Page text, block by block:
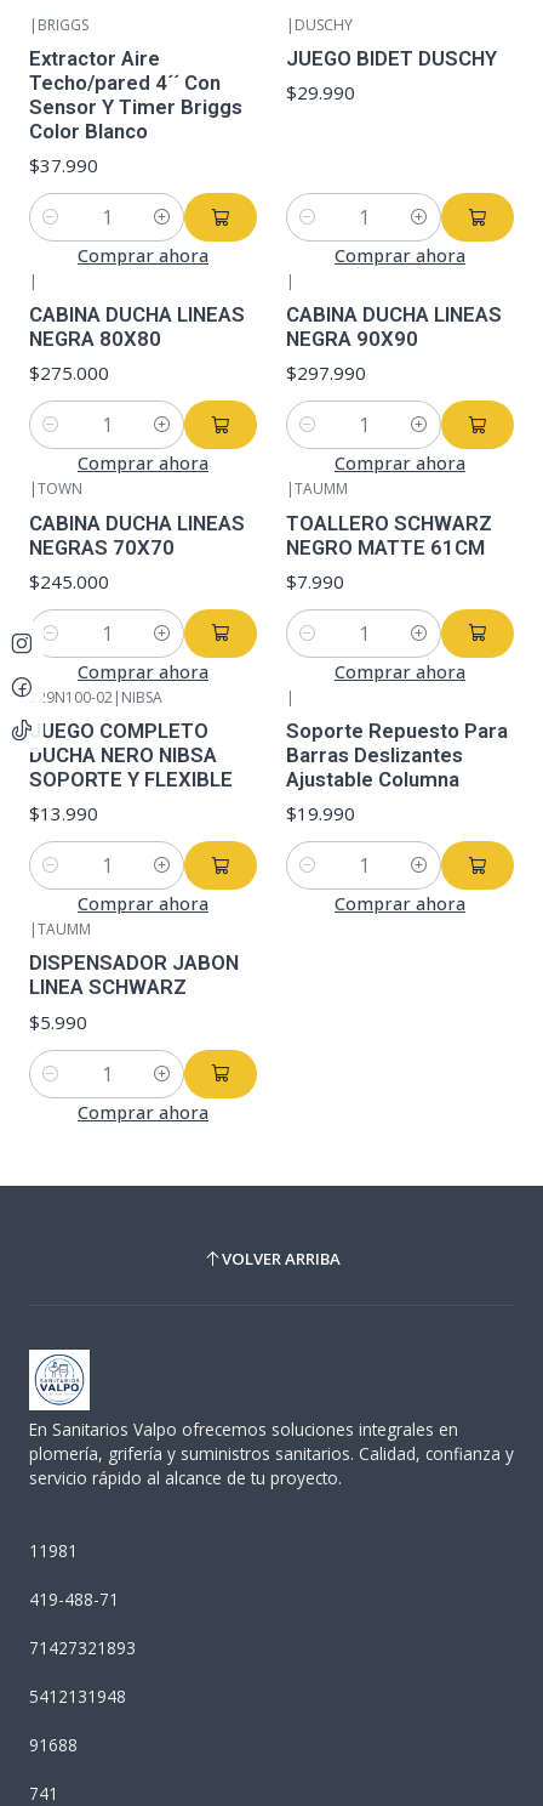
| BRIGGS
Extractor Aire
Techo/pared 4´´ Con
Sensor Y Timer Briggs
Color Blanco
$37.990
Cantidad
Comprar ahora
| DUSCHY
JUEGO BIDET DUSCHY
$29.990
Cantidad
Comprar ahora
|
CABINA DUCHA LINEAS
NEGRA 80X80
$275.000
Cantidad
Comprar ahora
|
CABINA DUCHA LINEAS
NEGRA 90X90
$297.990
Cantidad
Comprar ahora
TOWN
CABINA DUCHA LINEAS
NEGRAS 70X70
$245.000
Cantidad
Comprar ahora
TAUMM
TOALLERO SCHWARZ
NEGRO MATTE 61CM
$7.990
Cantidad
Comprar ahora
229N100-02| NIBSA
JUEGO COMPLETO
DUCHA NERO NIBSA
SOPORTE Y FLEXIBLE
$13.990
Cantidad
Comprar ahora
|
Soporte Repuesto Para
Barras Deslizantes
Ajustable Columna
$19.990
Cantidad
Comprar ahora
|TAUMM
DISPENSADOR JABON
LINEA SCHWARZ
$5.990
Cantidad
Comprar ahora
VOLVER ARRIBA
En Sanitarios Valpo ofrecemos soluciones integrales en
plomería, grifería y suministros sanitarios. Calidad, confianza y
servicio rápido al alcance de tu proyecto.
11981
419-488-71
71427321893
5412131948
91688
741